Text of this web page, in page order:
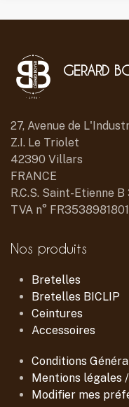
GERARD
27, Avenue de
Z.I. Le Triolet
42390 Villars
FRANCE
R.C.S. Saint-Etienne
TVA n°
Nos produits
Bretelles
Bretelles BICLIP
Ceintures
Accessoires
Conditions
Mentions légales
Modifier mes